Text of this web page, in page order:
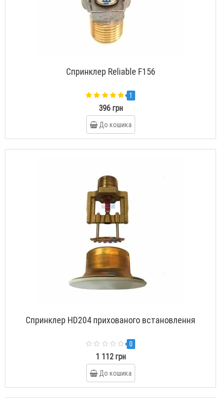
Спринклер Reliable F156
1
396 грн
До кошика
Спринклер HD204 прихованого встановлення
0
1 112 грн
До кошика